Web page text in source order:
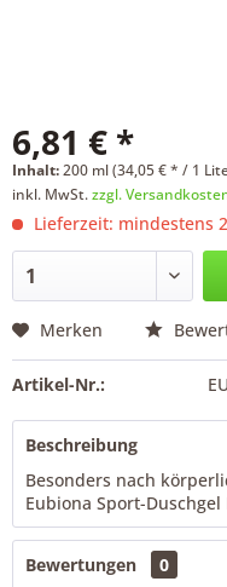
6,81 € *
Inhalt:200 ml (34,05 € * / 1
inkl. MwSt.zzgl.
Lieferzeit: mindestens
Merken
Artikel-Nr.:
Beschreibung
Besonders nach
Eubiona Sport-
Bewertungen
0